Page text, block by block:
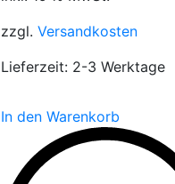
zzgl. Versandkosten
Lieferzeit: 2-3 Werktage
In den Warenkorb